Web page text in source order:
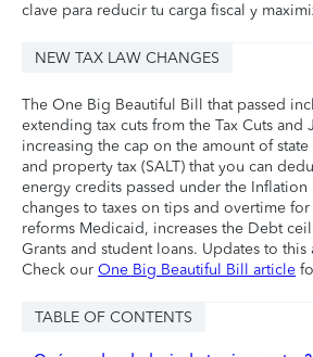
clave para reducir tu carga fiscal y
NEW TAX LAW CHANGES
The One Big Beautiful Bill that passed
extending tax cuts from the Tax Cuts
increasing the cap on the amount of
and property tax (SALT) that you can
energy credits passed under the Inflation
changes to taxes on tips and overtime
reforms Medicaid, increases the Debt
Grants and student loans. Updates to
Check our One Big Beautiful Bill article
TABLE OF CONTENTS